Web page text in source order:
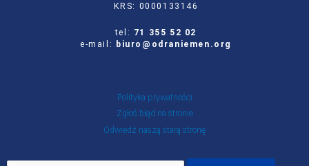
KRS: 0000133146
tel: 71 355 52 02
e-mail:
biuro@odraniemen.org
Polityka prywatności
Zgłoś błąd na stronie
Odwiedź naszą starą stronę